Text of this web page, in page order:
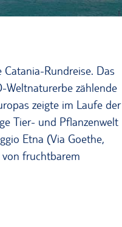
Rundreise. Das
Weltnaturerbe zählende
zeigte im Laufe der
Tier- und Pflanzenwelt
Etna (Via Goethe,
fruchtbarem